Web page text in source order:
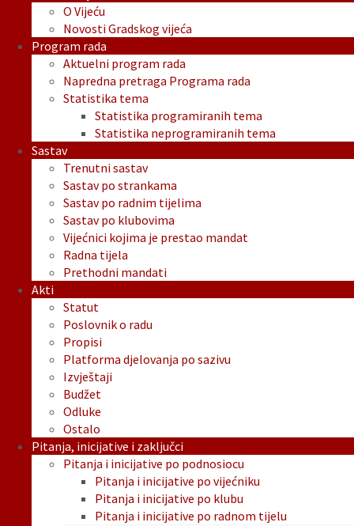
O Vijeću
Novosti Gradskog vijeća
Program rada
Aktuelni program rada
Napredna pretraga Programa rada
Statistika tema
Statistika programiranih tema
Statistika neprogramiranih tema
Sastav
Trenutni sastav
Sastav po strankama
Sastav po radnim tijelima
Sastav po klubovima
Vijećnici kojima je prestao mandat
Radna tijela
Prethodni mandati
Akti
Statut
Poslovnik o radu
Propisi
Platforma djelovanja po sazivu
Izvještaji
Budžet
Odluke
Ostalo
Pitanja, inicijative i zaključci
Pitanja i inicijative po podnosiocu
Pitanja i inicijative po vijećniku
Pitanja i inicijative po klubu
Pitanja i inicijative po radnom tijelu